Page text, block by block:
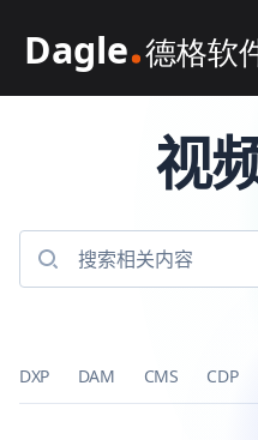
Dagle@数字体验管理
视
DXP DAM CMS CDP